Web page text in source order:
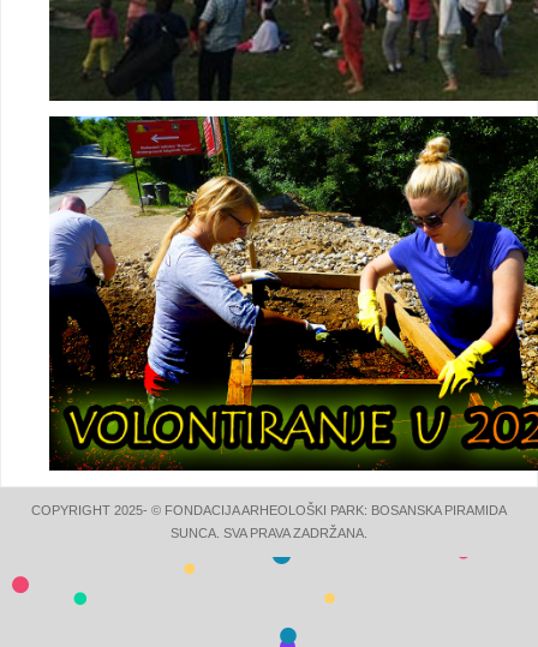
COPYRIGHT 2025- © FONDACIJA ARHEOLOŠKI PARK: BOSANSKA PIRAMIDA
SUNCA. SVA PRAVA ZADRŽANA.